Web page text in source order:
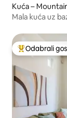
Kuća –
Mala kuća uz
Među najviše
Odabrali